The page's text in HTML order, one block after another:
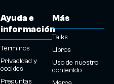
Ayuda e
información
Términos
Privacidad y
cookies
Preguntas
Más
Talks
Libros
Uso de nuestro
contenido